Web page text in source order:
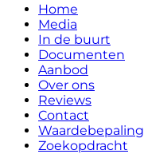
Home
Media
In de buurt
Documenten
Aanbod
Over ons
Reviews
Contact
Waardebepaling
Zoekopdracht